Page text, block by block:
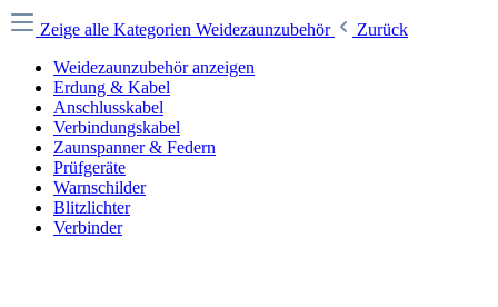
Zeige alle Kategorien Weidezaunzubehör
Zurück
Weidezaunzubehör anzeigen
Erdung & Kabel
Anschlusskabel
Verbindungskabel
Zaunspanner & Federn
Prüfgeräte
Warnschilder
Blitzlichter
Verbinder